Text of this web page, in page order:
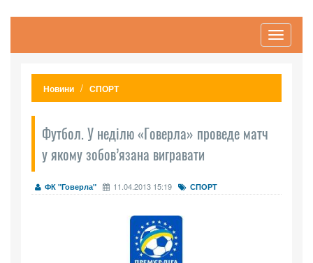
Toggle
Новини СПОРТ
Футбол. У неділю «Говерла» проведе матч
у якому зобов’язана вигравати
ФК "Говерла" 11.04.2013 15:19 СПОРТ